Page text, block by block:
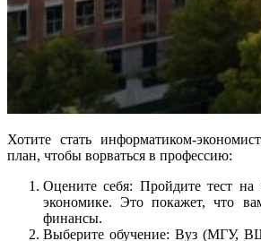
Хотите стать информатиком-
план, чтобы ворваться в профессию:
Оцените себя: Пройдите тест
экономике. Это покажет, что
финансы.
Выберите обучение: Вуз (МГУ,